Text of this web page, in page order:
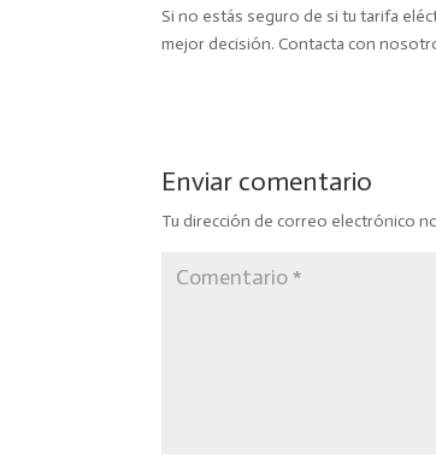
Si no estás seguro de si tu tarifa
mejor decisión. Contacta con
Enviar comentario
Tu dirección de correo electrónico